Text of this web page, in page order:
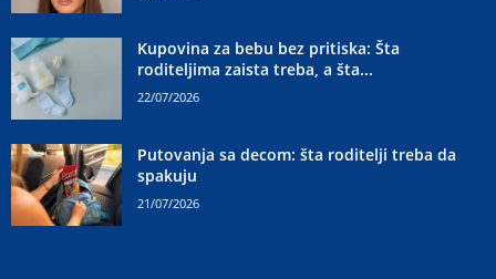
Kupovina za bebu bez pritiska: Šta
roditeljima zaista treba, a šta...
22/07/2026
Putovanja sa decom: šta roditelji treba da
spakuju
21/07/2026